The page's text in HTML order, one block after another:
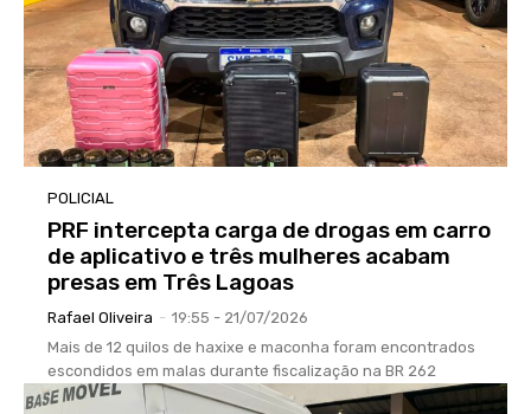
POLICIAL
PRF intercepta carga de drogas em carro
de aplicativo e três mulheres acabam
presas em Três Lagoas
Rafael Oliveira - 19:55 - 21/07/2026
Mais de 12 quilos de haxixe e maconha foram encontrados
escondidos em malas durante fiscalização na BR 262